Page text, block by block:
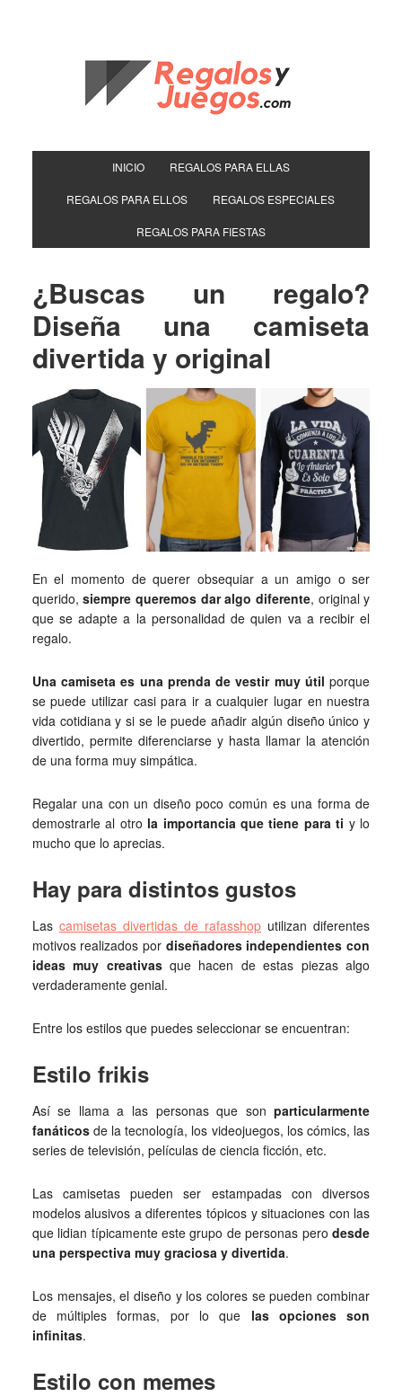
INICIO REGALOS PARA ELLAS
REGALOS PARA ELLOS REGALOS ESPECIALES
REGALOS PARA FIESTAS
¿Buscas un regalo?
Diseña una camiseta
divertida y original
En el momento de querer obsequiar a un amigo o ser
querido,siempre queremos dar algo diferente, original y
que se adapte a la personalidad de quien va a recibir el
regalo.
Una camiseta es una prenda de vestir muy útilporque
se puede utilizar casi para ir a cualquier lugar en nuestra
vida cotidiana y si se le puede añadir algún diseño único y
divertido, permite diferenciarse y hasta llamar la atención
de una forma muy simpática.
Regalar una con un diseño poco común es una forma de
demostrarle al otro la importancia que tiene para ti y lo
mucho que lo aprecias.
Hay para distintos gustos
Las camisetas divertidas de rafasshop utilizan diferentes
motivos realizados por diseñadores independientes con
ideas muy creativasque hacen de estas piezas algo
verdaderamente genial.
Entre los estilos que puedes seleccionar se encuentran:
Estilo frikis
Así se llama a las personas que sonparticularmente
fanáticos de la tecnología, los videojuegos, los cómics, las
series de televisión, películas de ciencia ficción, etc.
Las camisetas pueden ser estampadas con diversos
modelos alusivos a diferentes tópicos y situaciones con las
que lidian típicamente este grupo de personas perodesde
una perspectiva muy graciosa y divertida.
Los mensajes, el diseño y los colores se pueden combinar
de múltiples formas, por lo que las opciones son
infinitas.
Estilo con memes